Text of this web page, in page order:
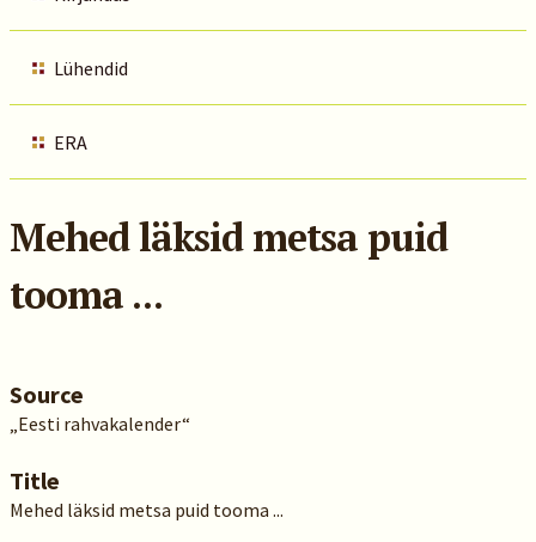
Lühendid
ERA
Mehed läksid metsa puid
tooma ...
Source
„Eesti rahvakalender“
Title
Mehed läksid metsa puid tooma ...